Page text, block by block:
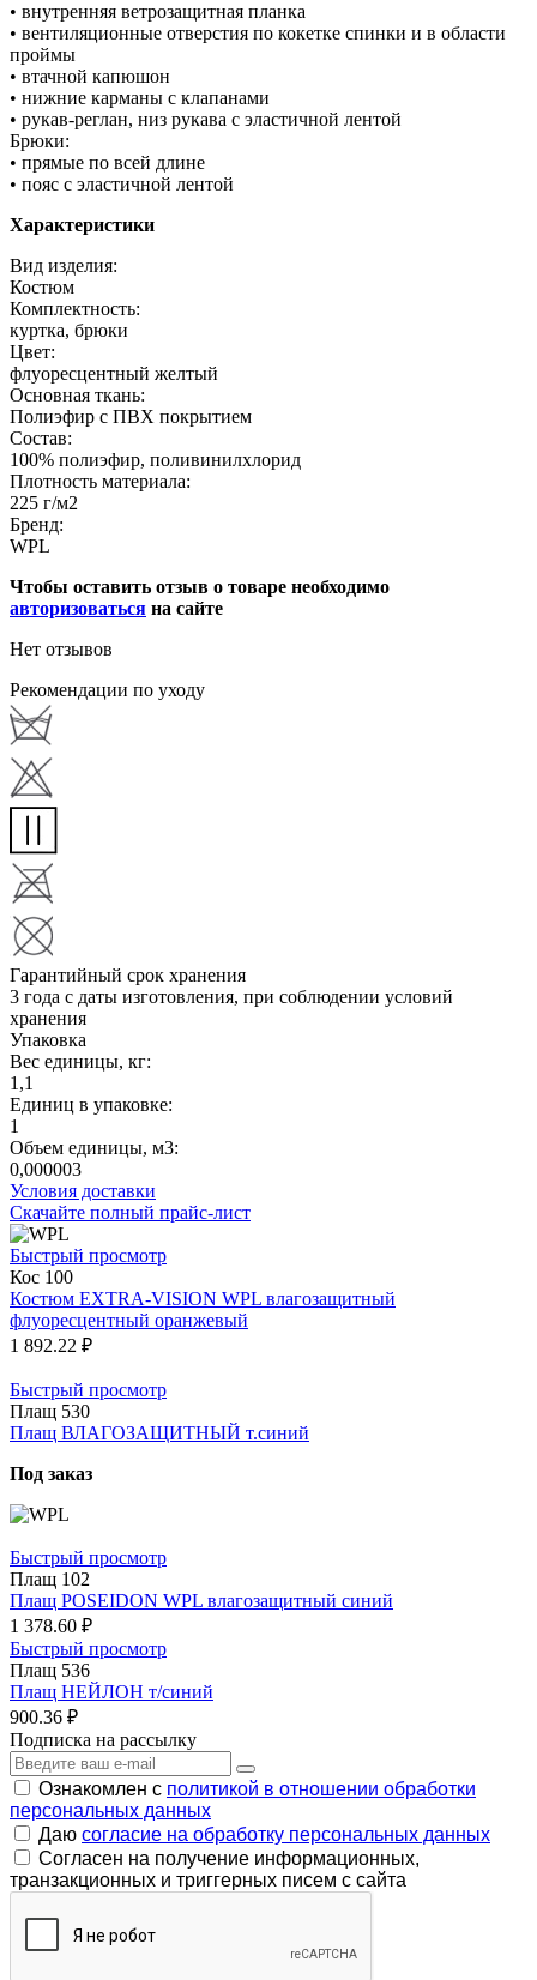
• внутренняя ветрозащитная планка
• вентиляционные отверстия по кокетке спинки и в области
проймы
• втачной капюшон
• нижние карманы с клапанами
• рукав-реглан, низ рукава с эластичной лентой
Брюки:
• прямые по всей длине
• пояс с эластичной лентой
Характеристики
Вид изделия:
Костюм
Комплектность:
куртка, брюки
Цвет:
флуоресцентный желтый
Основная ткань:
Полиэфир c ПВХ покрытием
Состав:
100% полиэфир, поливинилхлорид
Плотность материала:
225 г/м2
Бренд:
WPL
Чтобы оставить отзыв о товаре необходимо
авторизоваться на сайте
Нет отзывов
Рекомендации по уходу
Гарантийный срок хранения
3 года с даты изготовления, при соблюдении условий
хранения
Упаковка
Вес единицы, кг:
1,1
Единиц в упаковке:
1
Объем единицы, м3:
0,000003
Условия доставки
Скачайте полный прайс-лист
Быстрый просмотр
Кос 100
Костюм EXTRA-VISION WPL влагозащитный
флуоресцентный оранжевый
1 892.22 ₽
Быстрый просмотр
Плащ 530
Плащ ВЛАГОЗАЩИТНЫЙ т.синий
Под заказ
Быстрый просмотр
Плащ 102
Плащ POSEIDON WPL влагозащитный синий
1 378.60 ₽
Быстрый просмотр
Плащ 536
Плащ НЕЙЛОН т/синий
900.36 ₽
Подписка на рассылку
Ознакомлен с политикой в отношении обработки
персональных данных
Даю согласие на обработку персональных данных
Согласен на получение информационных,
транзакционных и триггерных писем с сайта